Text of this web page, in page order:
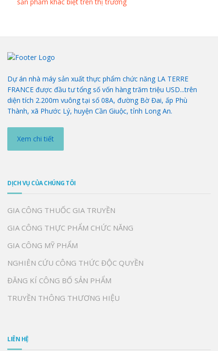
Dự án nhà máy sản xuất thực phẩm chức năng LA TERRE
FRANCE được đầu tư tổng số vốn hàng trăm triệu USD...trên
diện tích 2.200m vuông tại số 08A, đường Bờ Đai, ấp Phù
Thành, xã Phước Lý, huyện Cần Giuộc, tỉnh Long An.
Xem chi tiết
DỊCH VỤ CỦA CHÚNG TÔI
GIA CÔNG THUỐC GIA TRUYỀN
GIA CÔNG THỰC PHẨM CHỨC NĂNG
GIA CÔNG MỸ PHẨM
NGHIÊN CỨU CÔNG THỨC ĐỘC QUYỀN
ĐĂNG KÍ CÔNG BỐ SẢN PHẨM
TRUYỀN THÔNG THƯƠNG HIỆU
LIÊN HỆ